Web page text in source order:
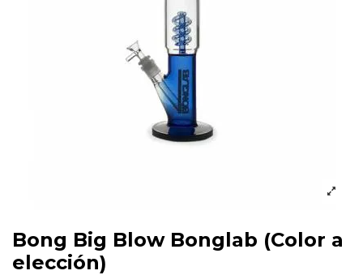
Bong Big Blow Bonglab (Color a
elección)